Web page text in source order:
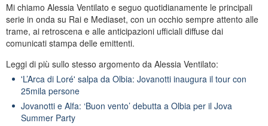
Mi chiamo Alessia Ventilato e seguo quotidianamente le principali
serie in onda su Rai e Mediaset, con un occhio sempre attento alle
trame, ai retroscena e alle anticipazioni ufficiali diffuse dai
comunicati stampa delle emittenti.
Leggi di più sullo stesso argomento da Alessia Ventilato:
'L’Arca di Loré' salpa da Olbia: Jovanotti inaugura il tour con
25mila persone
Jovanotti e Alfa: ‘Buon vento’ debutta a Olbia per il Jova
Summer Party